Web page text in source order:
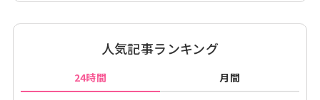
人気記事ランキング
24時間 月間